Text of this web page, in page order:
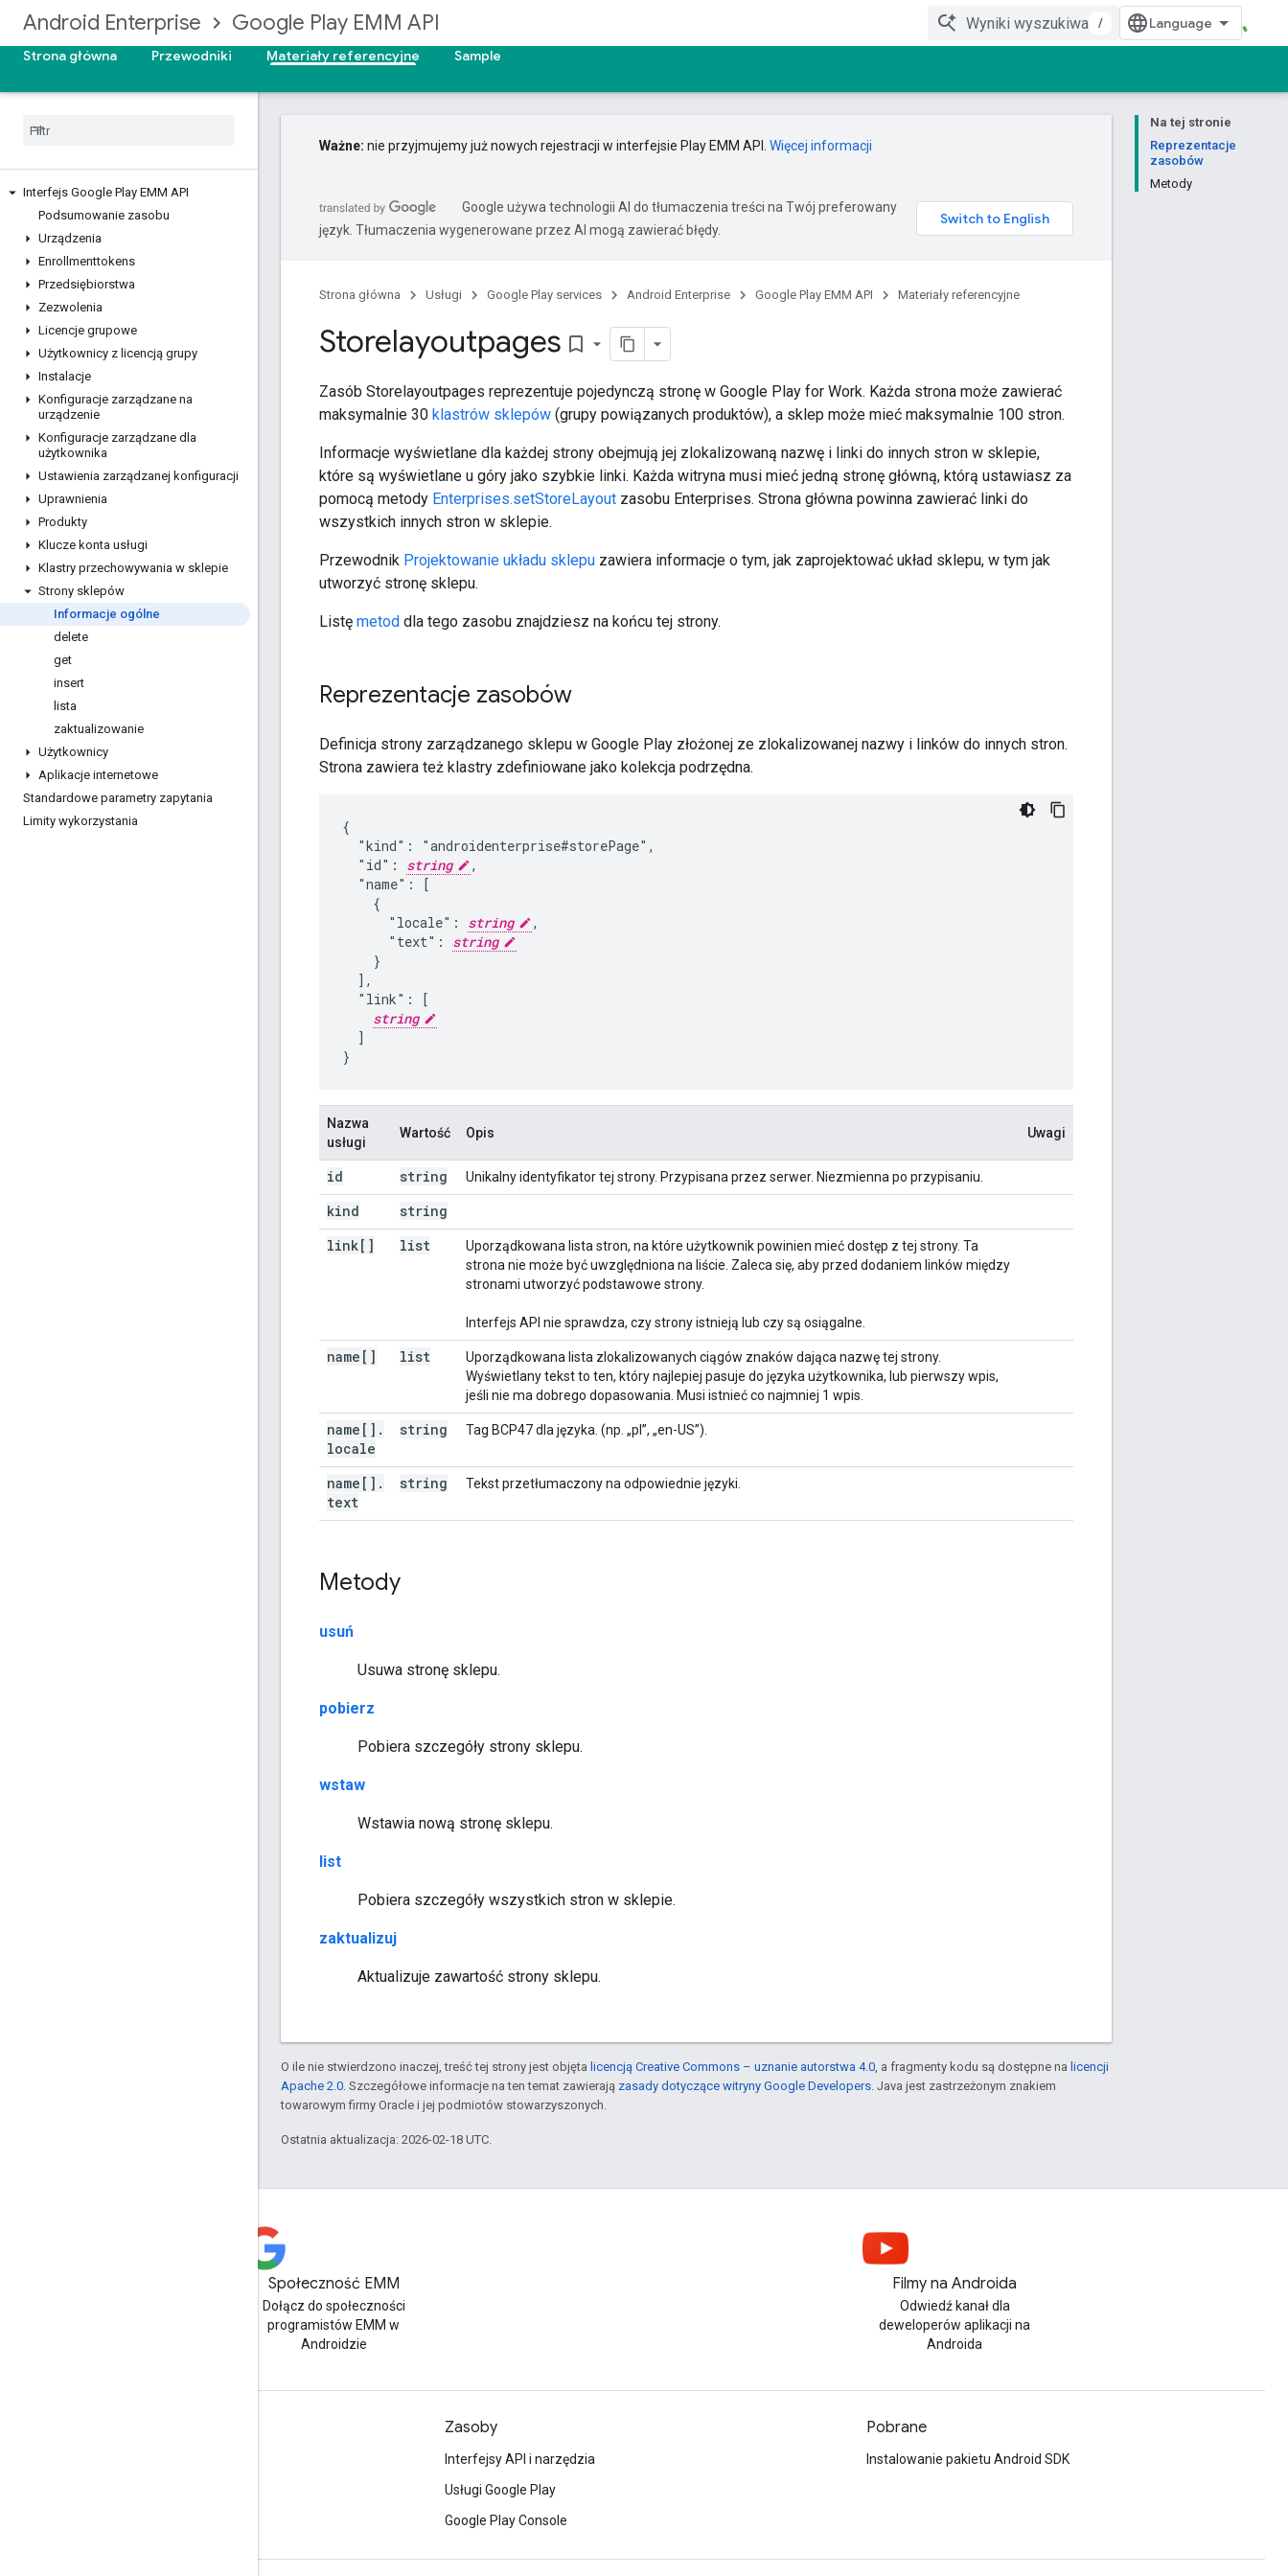
Android Enterprise Google Play EMM API
/
Strona główna
Przewodniki Materiały referencyjne Sample
Interfejs Google Play EMM API
Podsumowanie zasobu
Urządzenia
Enrollmenttokens
Przedsiębiorstwa
Zezwolenia
Licencje grupowe
Użytkownicy z licencją grupy
Instalacje
Konfiguracje zarządzane na
urządzenie
Konfiguracje zarządzane dla
użytkownika
Ustawienia zarządzanej konfiguracji
Uprawnienia
Produkty
Klucze konta usługi
Klastry przechowywania w sklepie
Strony sklepów
Informacje ogólne
delete
get
insert
lista
zaktualizowanie
Użytkownicy
Aplikacje internetowe
Standardowe parametry zapytania
Limity wykorzystania
Na tej stronie
Reprezentacje
zasobów
Metody
Ważne: nie przyjmujemy już nowych rejestracji w interfejsie Play EMM API. Więcej informacji
Google używa technologii AI do tłumaczenia treści na Twój preferowany
język. Tłumaczenia wygenerowane przez AI mogą zawierać błędy.
Strona główna Usługi Google Play services Android Enterprise Google Play EMM API Materiały referencyjne
Storelayoutpages bookmark_border
Zasób Storelayoutpages reprezentuje pojedynczą stronę w Google Play for Work. Każda strona może zawierać
maksymalnie 30 klastrów sklepów (grupy powiązanych produktów), a sklep może mieć maksymalnie 100 stron.
Informacje wyświetlane dla każdej strony obejmują jej zlokalizowaną nazwę i linki do innych stron w sklepie,
które są wyświetlane u góry jako szybkie linki. Każda witryna musi mieć jedną stronę główną, którą ustawiasz za
pomocą metody Enterprises.setStoreLayout zasobu Enterprises. Strona główna powinna zawierać linki do
wszystkich innych stron w sklepie.
Przewodnik Projektowanie układu sklepu zawiera informacje o tym, jak zaprojektować układ sklepu, w tym jak
utworzyć stronę sklepu.
Listę metod dla tego zasobu znajdziesz na końcu tej strony.
Reprezentacje zasobów
Definicja strony zarządzanego sklepu w Google Play złożonej ze zlokalizowanej nazwy i linków do innych stron.
Strona zawiera też klastry zdefiniowane jako kolekcja podrzędna.
{
  "kind": "androidenterprise#storePage",
  "id":
string
,
  "name": [
    {
      "locale":
string
,
      "text":
string
    }
  ],
  "link": [
string
  ]
}
Nazwa
usługi
Wartość Opis Uwagi
id string Unikalny identyfikator tej strony. Przypisana przez serwer. Niezmienna po przypisaniu.
kind
string
link[]
list
Uporządkowana lista stron, na które użytkownik powinien mieć dostęp z tej strony. Ta
strona nie może być uwzględniona na liście. Zaleca się, aby przed dodaniem linków między
stronami utworzyć podstawowe strony.
Interfejs API nie sprawdza, czy strony istnieją lub czy są osiągalne.
name[] list
Uporządkowana lista zlokalizowanych ciągów znaków dająca nazwę tej strony.
Wyświetlany tekst to ten, który najlepiej pasuje do języka użytkownika, lub pierwszy wpis,
jeśli nie ma dobrego dopasowania. Musi istnieć co najmniej 1 wpis.
name[] .
locale
string Tag BCP47 dla języka. (np. „pl”, „en-US”).
name[] .
text
string Tekst przetłumaczony na odpowiednie języki.
Metody
usuń
Usuwa stronę sklepu.
pobierz
Pobiera szczegóły strony sklepu.
wstaw
Wstawia nową stronę sklepu.
list
Pobiera szczegóły wszystkich stron w sklepie.
zaktualizuj
Aktualizuje zawartość strony sklepu.
O ile nie stwierdzono inaczej, treść tej strony jest objęta licencją Creative Commons – uznanie autorstwa 4.0 , a fragmenty kodu są dostępne na licencji
Apache 2.0 . Szczegółowe informacje na ten temat zawierają zasady dotyczące witryny Google Developers . Java jest zastrzeżonym znakiem
towarowym firmy Oracle i jej podmiotów stowarzyszonych.
Ostatnia aktualizacja: 2026-02-18 UTC.
Społeczność EMM
Dołącz do społeczności
programistów EMM w
Androidzie
Filmy na Androida
Odwiedź kanał dla
deweloperów aplikacji na
Androida
Zasoby
Interfejsy API i narzędzia
Usługi Google Play
Google Play Console
Pobrane
Instalowanie pakietu Android SDK